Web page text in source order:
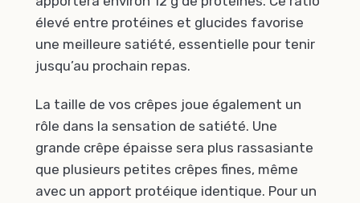
élevé entre protéines et glucides favorise
une meilleure satiété, essentielle pour tenir
jusqu’au prochain repas.
La taille de vos crêpes joue également un
rôle dans la sensation de satiété. Une
grande crêpe épaisse sera plus rassasiante
que plusieurs petites crêpes fines, même
avec un apport protéique identique. Pour un